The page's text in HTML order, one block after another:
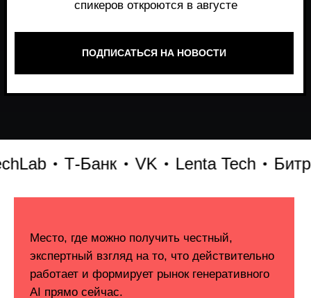
Т-Банк VK Lenta Tech
Место, где можно получить честный,
работает и формирует рынок генеративного